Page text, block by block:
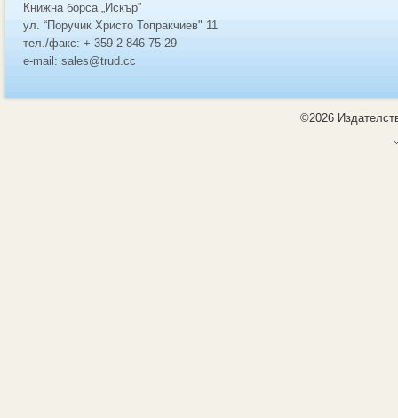
Книжна борса „Искър”
ул. “Поручик Христо Топракчиев" 11
тел./факс: + 359 2 846 75 29
e-mail: sales@trud.cc
©2026